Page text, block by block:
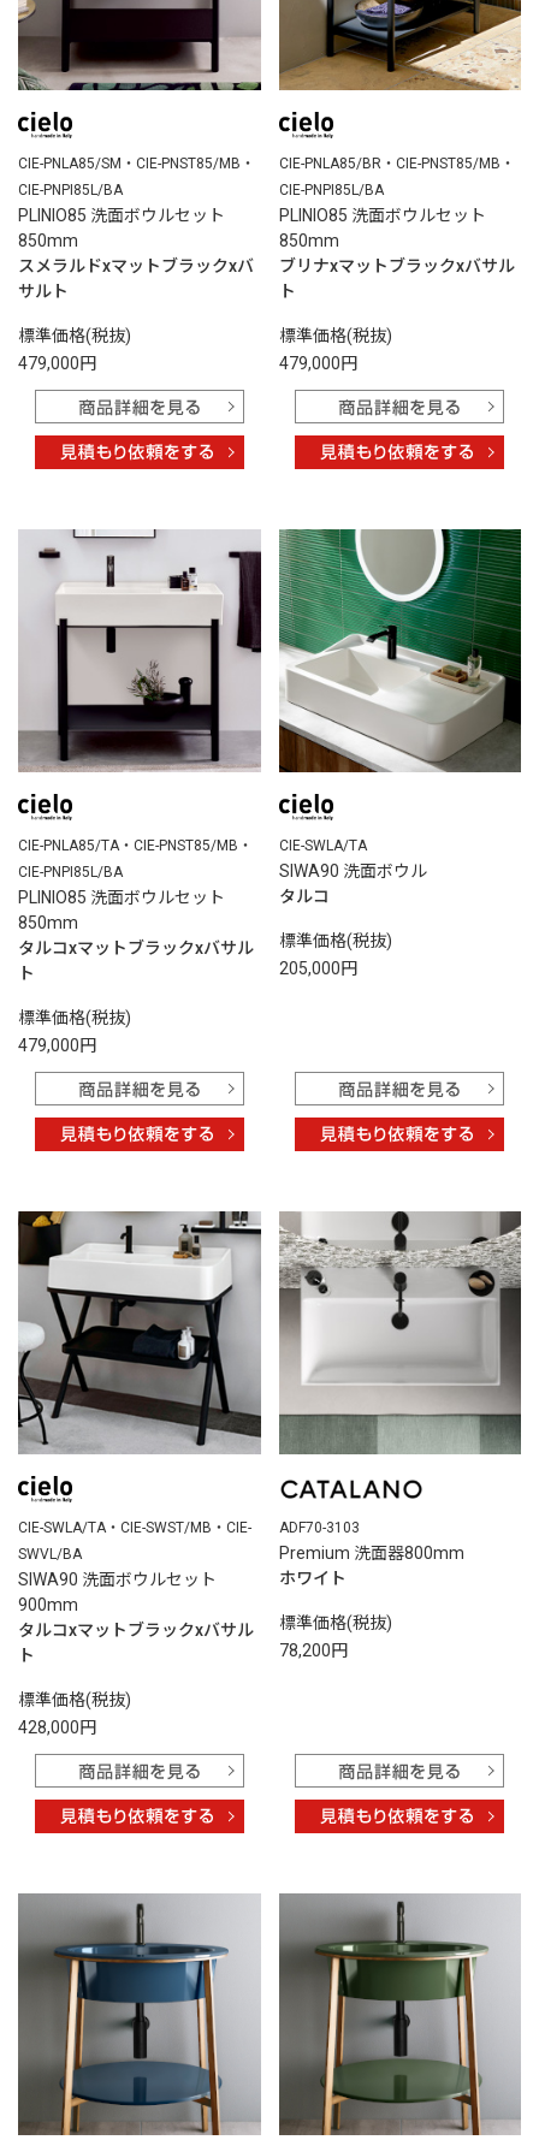
CIE-PNLA85/SM・CIE-PNST85/MB・
CIE-PNPI85L/BA
PLINIO85 洗面ボウルセット
850mm
スメラルドxマットブラックxバ
サルト
標準価格(税抜)
479,000円
CIE-PNLA85/BR・CIE-PNST85/MB・
CIE-PNPI85L/BA
PLINIO85 洗面ボウルセット
850mm
ブリナxマットブラックxバサル
ト
標準価格(税抜)
479,000円
CIE-PNLA85/TA・CIE-PNST85/MB・
CIE-PNPI85L/BA
PLINIO85 洗面ボウルセット
850mm
タルコxマットブラックxバサル
ト
標準価格(税抜)
479,000円
CIE-SWLA/TA
SIWA90 洗面ボウル
タルコ
標準価格(税抜)
205,000円
CIE-SWLA/TA・CIE-SWST/MB・CIE-
SWVL/BA
SIWA90 洗面ボウルセット
900mm
タルコxマットブラックxバサル
ト
標準価格(税抜)
428,000円
ADF70-3103
Premium 洗面器800mm
ホワイト
標準価格(税抜)
78,200円